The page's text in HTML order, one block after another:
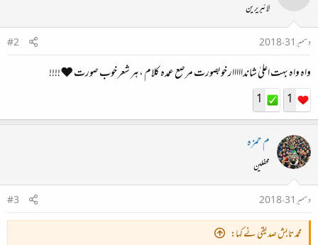
لائبریرین
دسمبر 31، 2018
#2
واہ واہ بہت اعلیٰ شاندااااار خوبصورت مرصع عمدہ کلام ، ہر شعر خوب صورت ⁦❤️⁩⁦ !!!!
1
1
م حمزہ
محفلین
دسمبر 31، 2018
#3
محمد تابش صدیقی نے کہا: